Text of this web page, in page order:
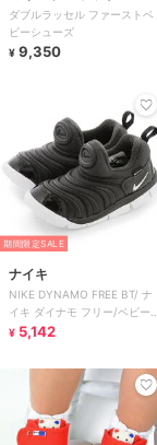
ッツ
ダブルラッセル ファーストベ
ビーシューズ
¥ 9,350
期間限定SALE
ナイキ
NIKE DYNAMO FREE BT/ ナ
イキ ダイナモ フリー/ベビー/
スリッポン
¥ 5,142